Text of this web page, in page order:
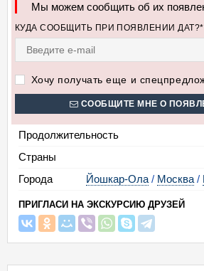
Мы можем сообщить об их
КУДА СООБЩИТЬ ПРИ ПОЯВЛЕНИИ ДАТ?*
Хочу получать еще и
СООБЩИТЕ МНЕ О
Продолжительность
Страны
Города
Йошкар-Ола / Москва /
ПРИГЛАСИ НА ЭКСКУРСИЮ ДРУЗЕЙ